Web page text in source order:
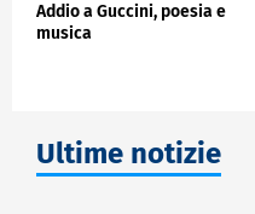
Addio a Guccini, poesia e
musica
Ultime notizie